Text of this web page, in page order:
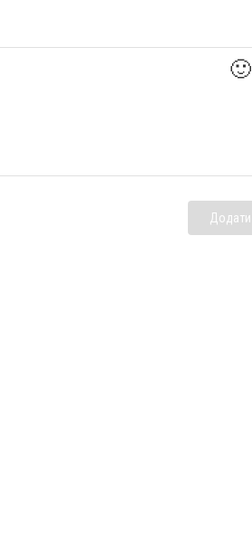
🙂
Додати